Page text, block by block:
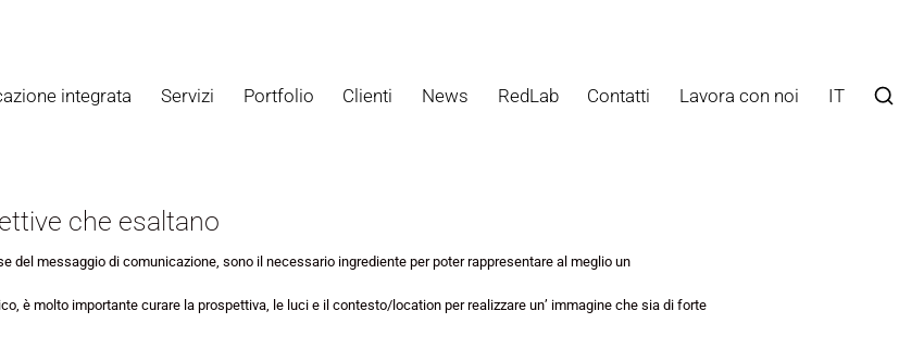
integrata Servizi Portfolio Clienti News RedLab Contatti Lavora con noi IT
che esaltano
del messaggio di comunicazione, sono il necessario ingrediente per poter rappresentare al meglio un
è molto importante curare la prospettiva, le luci e il contesto/location per realizzare un’ immagine che sia di forte